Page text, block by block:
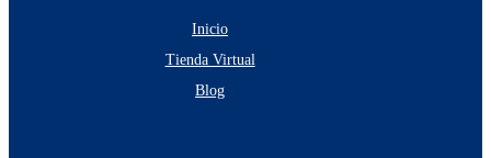
Inicio
Tienda Virtual
Blog